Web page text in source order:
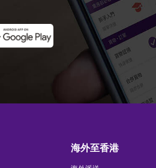
海外至香港